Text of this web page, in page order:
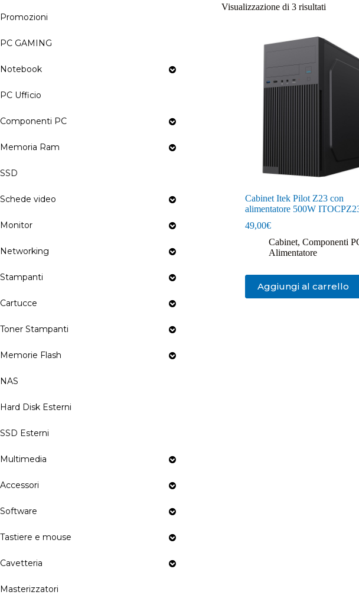
Visualizzazione di 3 risultatiOrdina
al
più
recente
Cabinet Itek Pilot Z23 con
alimentatore 500W
49,00€
Cabinet, Componenti
Alimentatore
Aggiungi al carrello
Promozioni
–
PC GAMING
Notebook
PC Ufficio
Componenti PC
Memoria Ram
SSD
Schede video
Monitor
Networking
Stampanti
Cartucce
Toner Stampanti
Memorie Flash
NAS
Hard Disk Esterni
SSD Esterni
Multimedia
Accessori
Software
Tastiere e mouse
Cavetteria
Masterizzatori